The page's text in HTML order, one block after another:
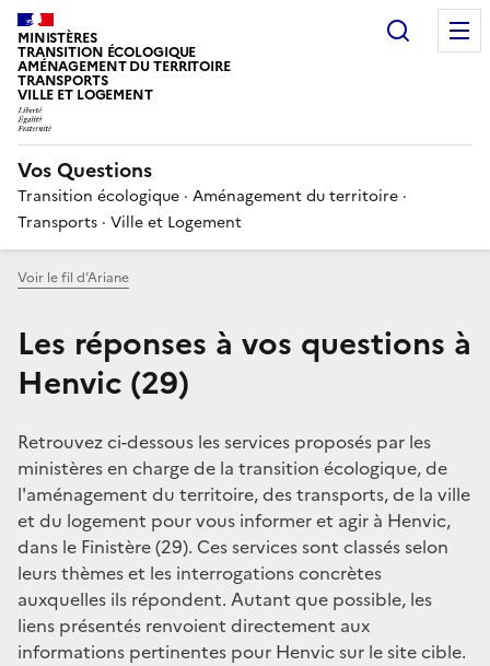
MINISTÈRES
TRANSITION ÉCOLOGIQUE
AMÉNAGEMENT DU TERRITOIRE
TRANSPORTS
VILLE ET LOGEMENT
Vos Questions
Transition écologique · Aménagement du territoire ·
Transports · Ville et Logement
Voir le fil d’Ariane
Les réponses à vos questions à
Henvic (29)
Retrouvez ci-dessous les services proposés par les
ministères en charge de la transition écologique, de
l'aménagement du territoire, des transports, de la ville
et du logement pour vous informer et agir à Henvic,
dans le Finistère (29). Ces services sont classés selon
leurs thèmes et les interrogations concrètes
auxquelles ils répondent. Autant que possible, les
liens présentés renvoient directement aux
informations pertinentes pour Henvic sur le site cible.